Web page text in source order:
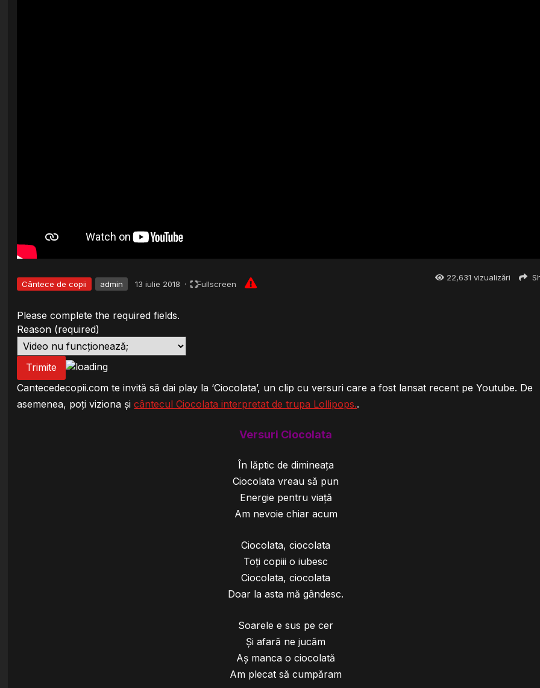
Cântece de copii admin 13 iulie 2018 · Fullscreen
22,631 vizualizări
Please complete the required fields.
Reason (required)
Trimite
Cantecedecopii.com te invită să dai play la ‘Ciocolata’, un clip cu versuri care a fost lansat recent pe Youtube. De
asemenea, poți viziona și cântecul Ciocolata interpretat de trupa Lollipops..
Versuri Ciocolata
În lăptic de dimineața
Ciocolata vreau să pun
Energie pentru viață
Am nevoie chiar acum
Ciocolata, ciocolata
Toți copiii o iubesc
Ciocolata, ciocolata
Doar la asta mă gândesc.
Soarele e sus pe cer
Și afară ne jucăm
Aș manca o ciocolată
Am plecat să cumpăram